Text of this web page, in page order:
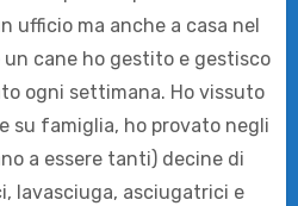
ufficio ma anche a casa nel
un cane ho gestito e gestisco
ogni settimana. Ho vissuto
su famiglia, ho provato negli
a essere tanti) decine di
lavasciuga, asciugatrici e